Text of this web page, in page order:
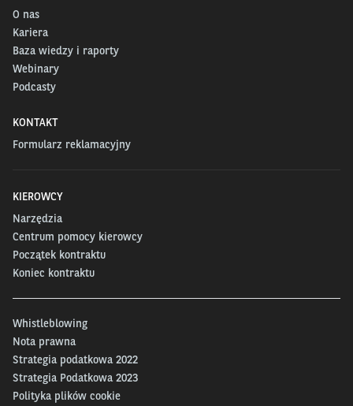
O nas
Kariera
Baza wiedzy i raporty
Webinary
Podcasty
KONTAKT
Formularz reklamacyjny
KIEROWCY
Narzędzia
Centrum pomocy kierowcy
Początek kontraktu
Koniec kontraktu
Whistleblowing
Nota prawna
Strategia podatkowa 2022
Strategia Podatkowa 2023
Polityka plików cookie